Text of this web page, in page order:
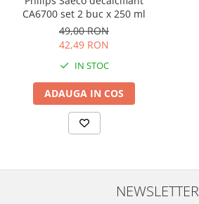
CA6700 set 2 buc x 250 ml
49,00 RON
42,49 RON
IN STOC
ADAUGA IN COS
NEWSLETTER